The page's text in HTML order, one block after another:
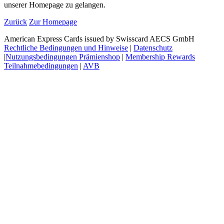
unserer Homepage zu gelangen.
Zurück Zur Homepage
American Express Cards issued by Swisscard AECS GmbH
Rechtliche Bedingungen und Hinweise | Datenschutz
|Nutzungsbedingungen Prämienshop | Membership Rewards
Teilnahmebedingungen | AVB